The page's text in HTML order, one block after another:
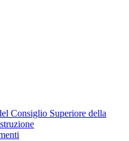
Consiglio Superiore della